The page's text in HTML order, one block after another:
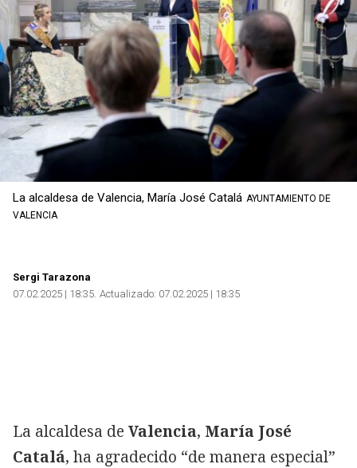
La alcaldesa de Valencia, María José Catalá AYUNTAMIENTO DE
VALENCIA
Sergi Tarazona
07.02.2025 | 18:35 Actualizado: 07.02.2025 | 18:35
La alcaldesa de Valencia, María José
Catalá, ha agradecido “de manera especial”